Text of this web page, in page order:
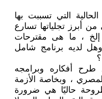
التي تسببت بها
أبرز تجلياتها تسارع
.. إلخ ، ما هى مقترحات
لديه برنامج شامل
أفكاره وبرامجه
، وبخاصة الأزمة
حاليًا هي ضرورة